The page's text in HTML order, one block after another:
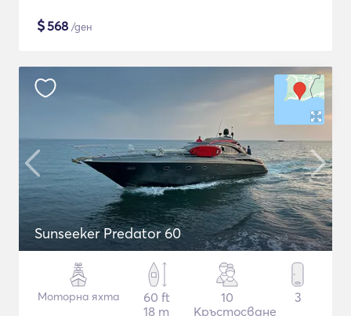
$568 /ден
Sunseeker Predator 60
Моторна яхта
60 ft
18 m
10
Кръстосване
3